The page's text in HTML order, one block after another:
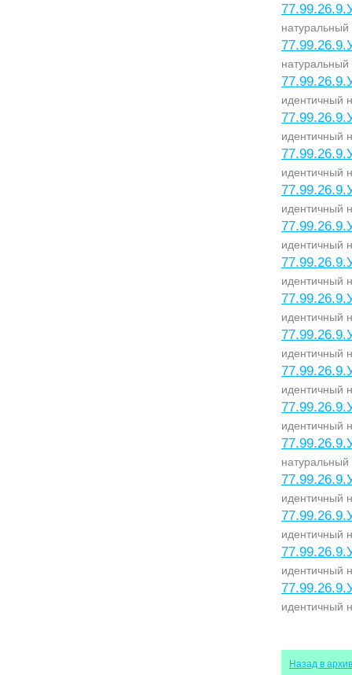
идентичный
идентичный
идентичный
идентичный
идентичный
идентичный
идентичный
идентичный
идентичный
идентичный
идентичный
идентичный
идентичный
идентичный
Назад в архив